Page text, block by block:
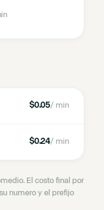
$0.05/ min
$0.24/ min
El costo final por
numero y el prefijo